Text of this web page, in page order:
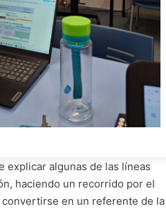
explicar algunas de las líneas
haciendo un recorrido por el
en un referente de la